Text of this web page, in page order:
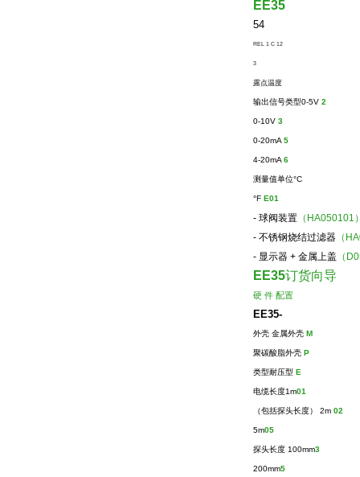
EE35
54
REL 1 C 12
3
露点温度
输出信号类型0-5V 2
0-10V 3
0-20mA 5
4-20mA 6
测量值单位°C
°F E01
- 球阀装置 （HA050101
- 不锈钢烧结过滤器 （
- 显示器 + 金属上盖 （
EE35订货向导
硬 件 配置
EE35-
外壳 金属外壳 M
聚碳酸脂外壳 P
类型耐压型 E
电缆长度1m01
（包括探头长度） 2m 02
5m05
探头长度 100mm3
200mm5